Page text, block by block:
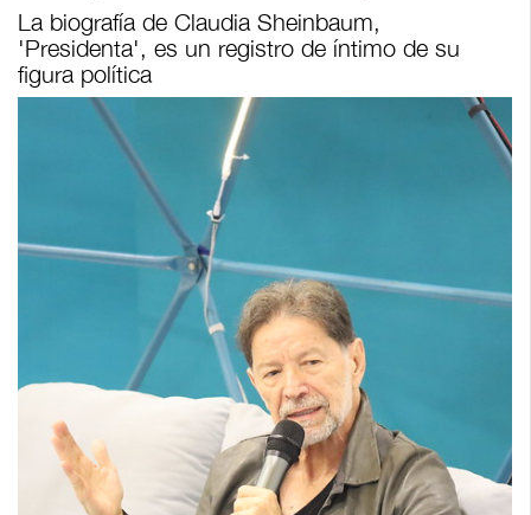
La biografía de Claudia Sheinbaum,
'Presidenta', es un registro de íntimo de su
figura política